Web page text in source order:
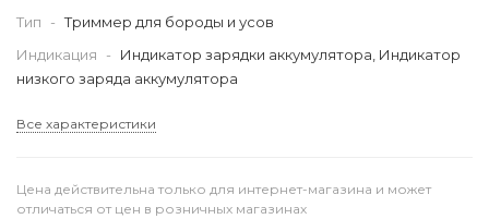
Тип
- Триммер для бороды и усов
Индикация
-
Индикатор зарядки аккумулятора, Индикатор
низкого заряда аккумулятора
Все характеристики
Цена действительна только для интернет-магазина и может
отличаться от цен в розничных магазинах